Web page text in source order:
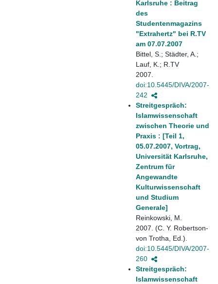
Karlsruhe : Beitrag
des
Studentenmagazins
"Extrahertz" bei R.TV
am 07.07.2007
Bittel, S.; Städter, A.;
Lauf, K.; R.TV
2007.
doi:10.5445/DIVA/2007-
242
Streitgespräch:
Islamwissenschaft
zwischen Theorie und
Praxis : [Teil 1,
05.07.2007, Vortrag,
Universität Karlsruhe,
Zentrum für
Angewandte
Kulturwissenschaft
und Studium
Generale]
Reinkowski, M.
2007. (C. Y. Robertson-
von Trotha, Ed.).
doi:10.5445/DIVA/2007-
260
Streitgespräch:
Islamwissenschaft